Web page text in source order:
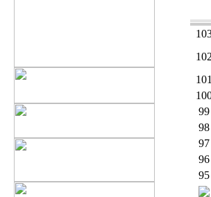
102
101
99
98
97
96
95